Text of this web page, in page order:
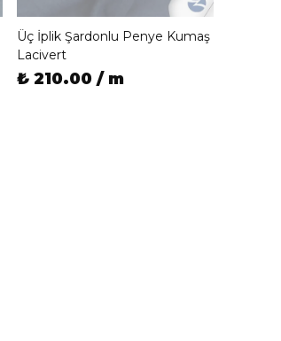
Üç İplik Şardonlu Penye Kumaş
Lacivert
₺ 210.00 / m